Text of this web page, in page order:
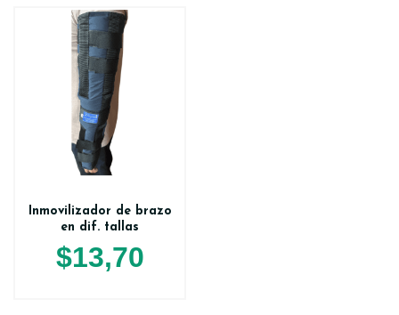
Inmovilizador de brazo
en dif. tallas
$13,70